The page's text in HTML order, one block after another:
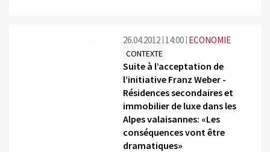
26.04.2012 14:00 ECONOMIE
CONTEXTE
Suite à l’acceptation de
l’initiative Franz Weber -
Résidences secondaires et
immobilier de luxe dans les
Alpes valaisannes: «Les
conséquences vont être
dramatiques»